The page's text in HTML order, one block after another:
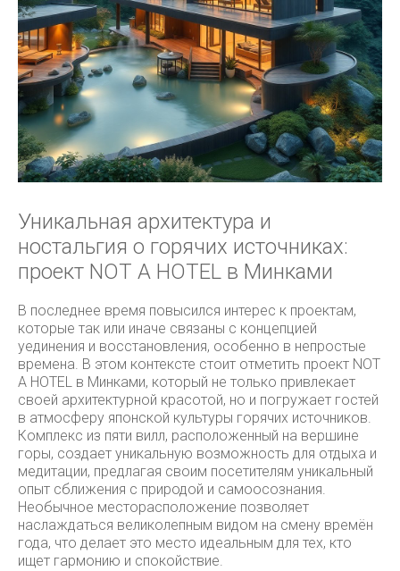
Уникальная архитектура и
ностальгия о горячих источниках:
проект NOT A HOTEL в Минками
В последнее время повысился интерес к проектам,
которые так или иначе связаны с концепцией
уединения и восстановления, особенно в непростые
времена. В этом контексте стоит отметить проект NOT
A HOTEL в Минками, который не только привлекает
своей архитектурной красотой, но и погружает гостей
в атмосферу японской культуры горячих источников.
Комплекс из пяти вилл, расположенный на вершине
горы, создает уникальную возможность для отдыха и
медитации, предлагая своим посетителям уникальный
опыт сближения с природой и самоосознания.
Необычное месторасположение позволяет
наслаждаться великолепным видом на смену времён
года, что делает это место идеальным для тех, кто
ищет гармонию и спокойствие.